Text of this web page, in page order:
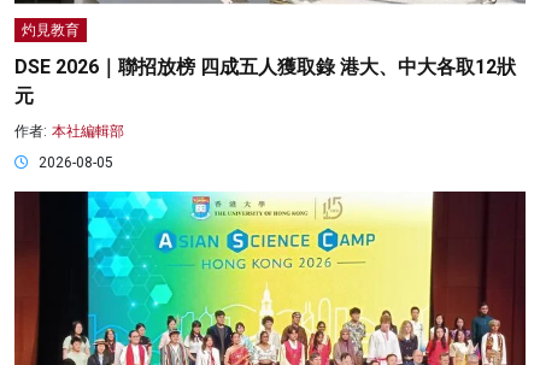
灼見教育
DSE 2026｜聯招放榜 四成五人獲取錄 港大、中大各取12狀
元
作者: 本社編輯部
2026-08-05